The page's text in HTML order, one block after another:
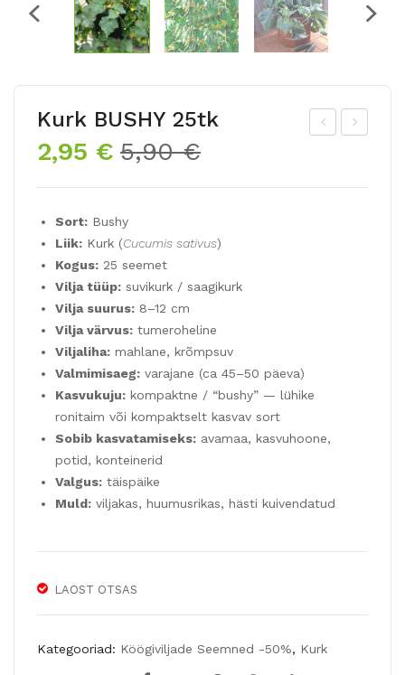
Kurk BUSHY 25tk
5,90€Algne
2,95 €
Praegune
Sort: Bushy
Liik: Kurk (Cucumis sativus)
Kogus: 25 seemet
Vilja tüüp: suvikurk / saagikurk
Vilja suurus: 8–12 cm
Vilja värvus: tumeroheline
Viljaliha: mahlane, krõmpsuv
Valmimisaeg: varajane (ca 45–50 päeva)
Kasvukuju: kompaktne / “bushy” — lühike
ronitaim või kompaktselt kasvav sort
Sobib kasvatamiseks: avamaa, kasvuhoone,
potid, konteinerid
Valgus: täispäike
Muld: viljakas, huumusrikas, hästi kuivendatud
LAOST OTSAS
Kategooriad: Köögiviljade Seemned -50%, Kurk